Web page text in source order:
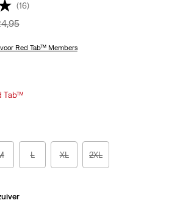
(16)
Red Tab™ Members
Tab™
L XL 2XL